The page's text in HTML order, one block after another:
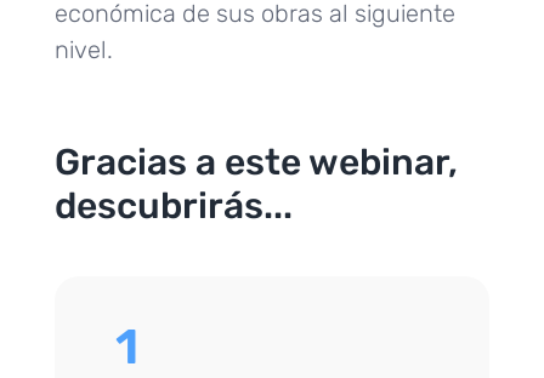
económica de sus obras al siguiente
nivel.
Gracias a este webinar,
descubrirás...
1